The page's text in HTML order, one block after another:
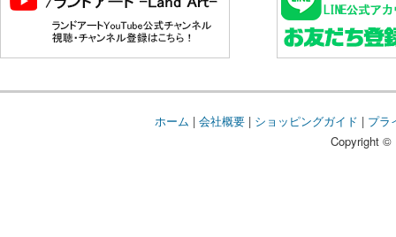
ホーム | 会社概要| ショッピングガイド | プラ
Copyright ©